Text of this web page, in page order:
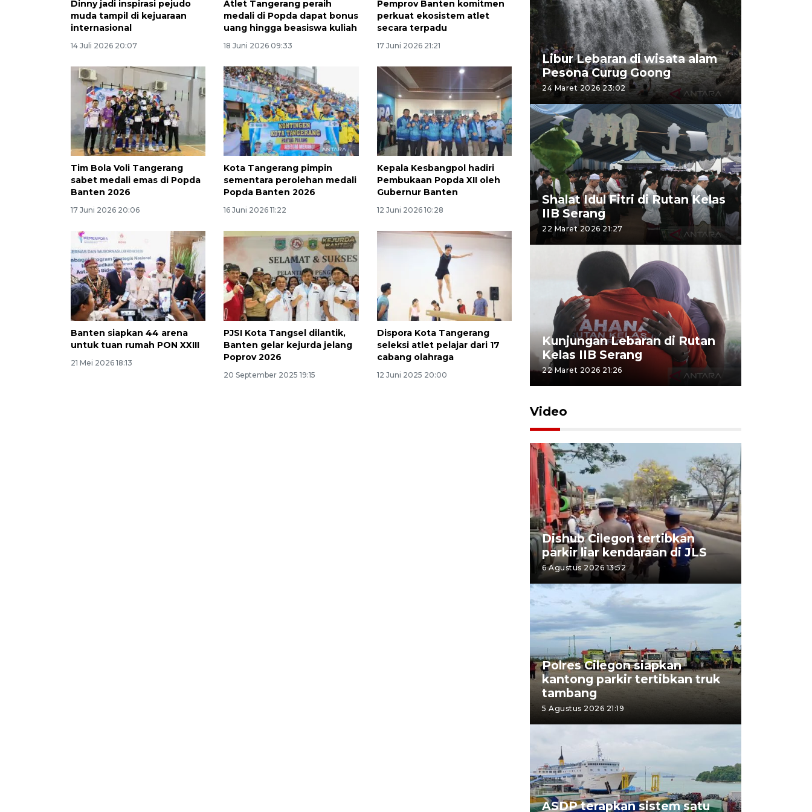
Dinny jadi inspirasi pejudo
muda tampil di kejuaraan
internasional
14 Juli 2026 20:07
Atlet Tangerang peraih
medali di Popda dapat bonus
uang hingga beasiswa kuliah
18 Juni 2026 09:33
Pemprov Banten komitmen
perkuat ekosistem atlet
secara terpadu
17 Juni 2026 21:21
Tim Bola Voli Tangerang
sabet medali emas di Popda
Banten 2026
17 Juni 2026 20:06
Kota Tangerang pimpin
sementara perolehan medali
Popda Banten 2026
16 Juni 2026 11:22
Kepala Kesbangpol hadiri
Pembukaan Popda XII oleh
Gubernur Banten
12 Juni 2026 10:28
Banten siapkan 44 arena
untuk tuan rumah PON XXIII
21 Mei 2026 18:13
PJSI Kota Tangsel dilantik,
Banten gelar kejurda jelang
Poprov 2026
20 September 2025 19:15
Dispora Kota Tangerang
seleksi atlet pelajar dari 17
cabang olahraga
12 Juni 2025 20:00
Libur Lebaran di wisata alam
Pesona Curug Goong
24 Maret 2026 23:02
Shalat Idul Fitri di Rutan Kelas
IIB Serang
22 Maret 2026 21:27
Kunjungan Lebaran di Rutan
Kelas IIB Serang
22 Maret 2026 21:26
Video
Dishub Cilegon tertibkan
parkir liar kendaraan di JLS
6 Agustus 2026 13:52
Polres Cilegon siapkan
kantong parkir tertibkan truk
tambang
5 Agustus 2026 21:19
ASDP terapkan sistem satu